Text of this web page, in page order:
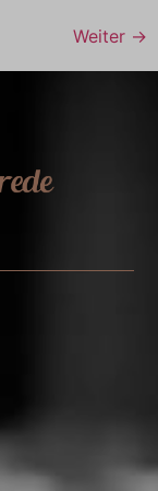
Weiter →